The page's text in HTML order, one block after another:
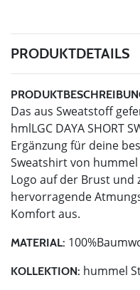
PRODUKTDETAILS
Das aus Sweatstoff
hmlLGC DAYA SHORT
Ergänzung für deine
Sweatshirt von
Logo auf der Brust und
hervorragende
Komfort aus.
MATERIAL:
KOLLEKTION: hummel